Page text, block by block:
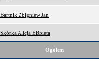
Bartnik Zbigniew Jan
Skórka Alicja Elżbieta
Ogółem